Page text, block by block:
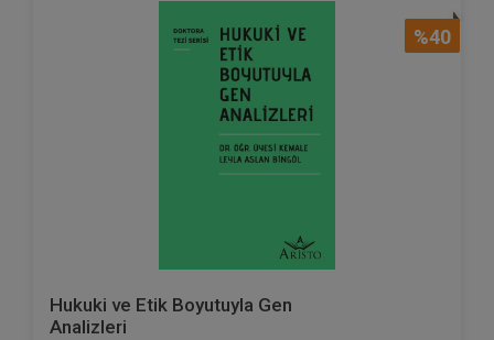
%40
Hukuki ve Etik Boyutuyla Gen
Analizleri